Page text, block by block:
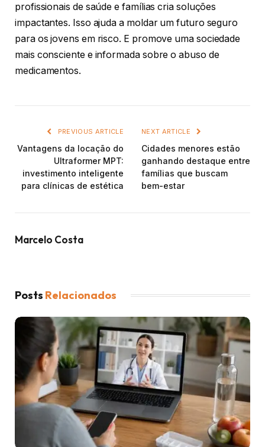
profissionais de saúde e famílias cria soluções
impactantes. Isso ajuda a moldar um futuro seguro
para os jovens em risco. E promove uma sociedade
mais consciente e informada sobre o abuso de
medicamentos.
PREVIOUS ARTICLE
Vantagens da locação do
Ultraformer MPT:
investimento inteligente
para clínicas de estética
NEXT ARTICLE
Cidades menores estão
ganhando destaque entre
famílias que buscam
bem-estar
Marcelo Costa
Posts Relacionados